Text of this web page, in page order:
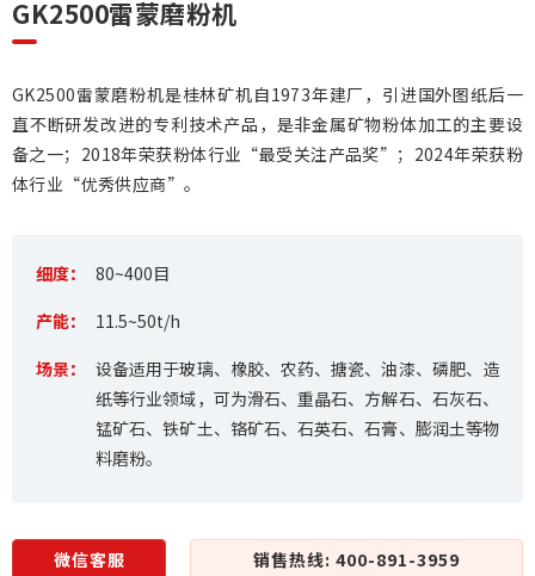
GK2500雷蒙磨粉机
GK2500雷蒙磨粉机是桂林矿机自1973年建厂，引进国外图纸后一
直不断研发改进的专利技术产品，是非金属矿物粉体加工的主要设
备之一；2018年荣获粉体行业“最受关注产品奖”；2024年荣获粉
体行业“优秀供应商”。
细度：
80~400目
产能：
11.5~50t/h
场景：
设备适用于玻璃、橡胶、农药、搪瓷、油漆、磷肥、造
纸等行业领域，可为滑石、重晶石、方解石、石灰石、
锰矿石、铁矿土、铬矿石、石英石、石膏、膨润土等物
料磨粉。
微信客服 销售热线: 400-891-3959